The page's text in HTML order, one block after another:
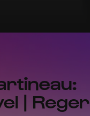
| Reger